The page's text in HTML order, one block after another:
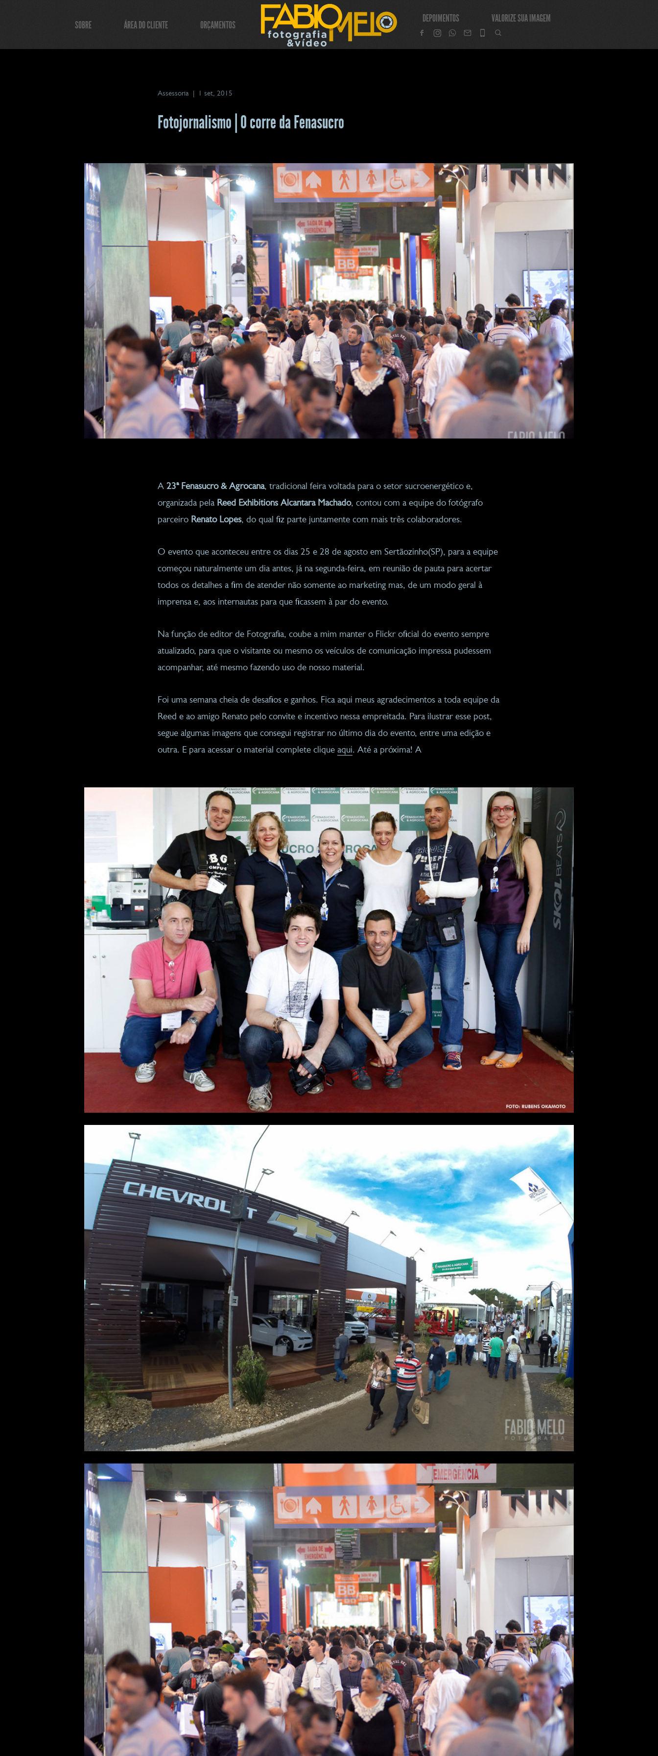
SOBRE ÁREA DO CLIENTE ORÇAMENTOS
DEPOIMENTOS VALORIZE SUA IMAGEM
Assessoria | 1 set, 2015
Fotojornalismo | O corre da Fenasucro
A 23ª Fenasucro & Agrocana, tradicional feira voltada para o setor sucroenergético e,
organizada pela Reed Exhibitions Alcantara Machado, contou com a equipe do fotógrafo
parceiro Renato Lopes, do qual fiz parte juntamente com mais três colaboradores.
O evento que aconteceu entre os dias 25 e 28 de agosto em Sertãozinho(SP), para a equipe
começou naturalmente um dia antes, já na segunda-feira, em reunião de pauta para acertar
todos os detalhes a fim de atender não somente ao marketing mas, de um modo geral à
imprensa e, aos internautas para que ficassem à par do evento.
Na função de editor de Fotografia, coube a mim manter o Flickr oficial do evento sempre
atualizado, para que o visitante ou mesmo os veículos de comunicação impressa pudessem
acompanhar, até mesmo fazendo uso de nosso material.
Foi uma semana cheia de desafios e ganhos. Fica aqui meus agradecimentos a toda equipe da
Reed e ao amigo Renato pelo convite e incentivo nessa empreitada. Para ilustrar esse post,
segue algumas imagens que consegui registrar no último dia do evento, entre uma edição e
outra. E para acessar o material complete clique aqui. Até a próxima! A